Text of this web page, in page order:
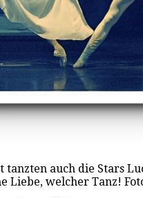
tanzten auch die Stars
Liebe, welcher Tanz!